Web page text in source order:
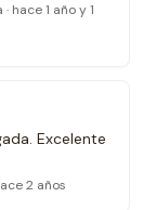
hace 1 año y 1
Excelente
2 años